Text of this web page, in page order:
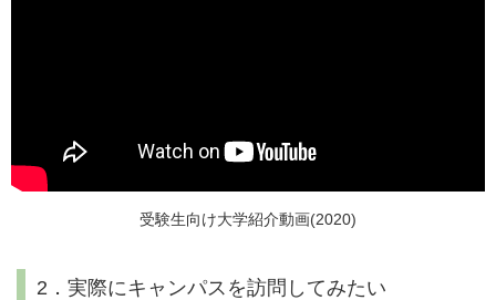
受験生向け大学紹介動画(2020)
2．実際にキャンパスを訪問してみたい